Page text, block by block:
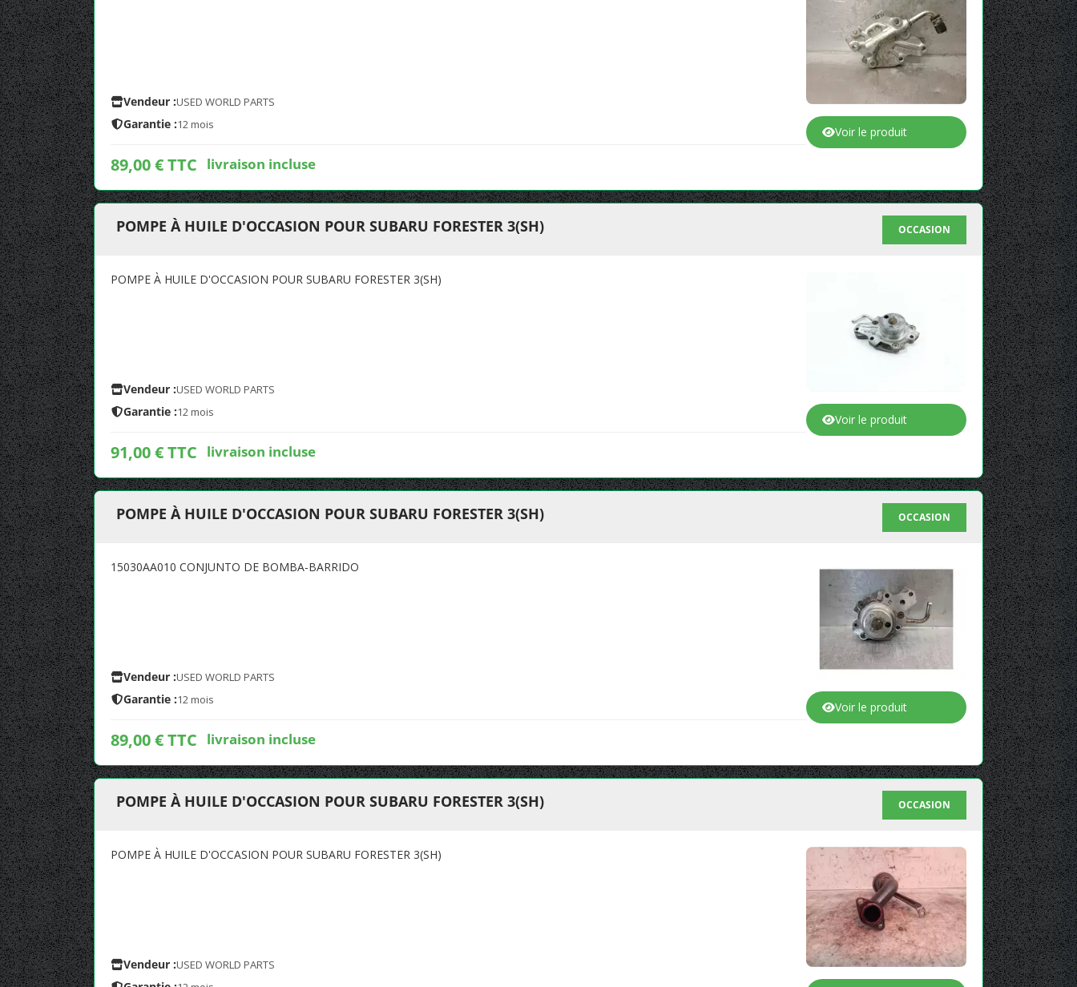
Vendeur :USED WORLD PARTS
Garantie :12 mois
89,00 € TTC livraison incluse
Voir le produit
POMPE À HUILE D'OCCASION POUR SUBARU FORESTER 3(SH) OCCASION
POMPE À HUILE D'OCCASION POUR SUBARU FORESTER 3(SH)
Vendeur :USED WORLD PARTS
Garantie :12 mois
91,00 € TTC livraison incluse
Voir le produit
POMPE À HUILE D'OCCASION POUR SUBARU FORESTER 3(SH) OCCASION
15030AA010 CONJUNTO DE BOMBA-BARRIDO
Vendeur :USED WORLD PARTS
Garantie :12 mois
89,00 € TTC livraison incluse
Voir le produit
POMPE À HUILE D'OCCASION POUR SUBARU FORESTER 3(SH) OCCASION
POMPE À HUILE D'OCCASION POUR SUBARU FORESTER 3(SH)
Vendeur :USED WORLD PARTS